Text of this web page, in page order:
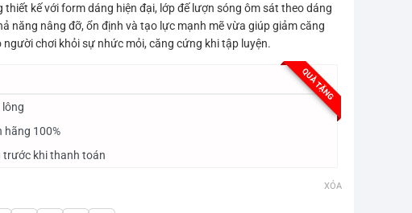
kế với form dáng hiện đại, lớp đế lượn sóng ôm sát theo dáng
năng nâng đỡ, ổn định và tạo lực mạnh mẽ vừa giúp giảm căng
người chơi khỏi sự nhức mỏi, căng cứng khi tập luyện.
QUÀ TẶNG
hãng 100%
khi thanh toán
XÓA